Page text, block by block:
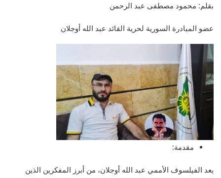
بقلم: محمود مصطفى عبد الرحمن
عضو المبادرة السورية لحرية القائد عبد الله أوجلان
مقدمة:
يعد الفيلسوف الأممي عبد الله أوجلان، من أبرز المفكرين الذين